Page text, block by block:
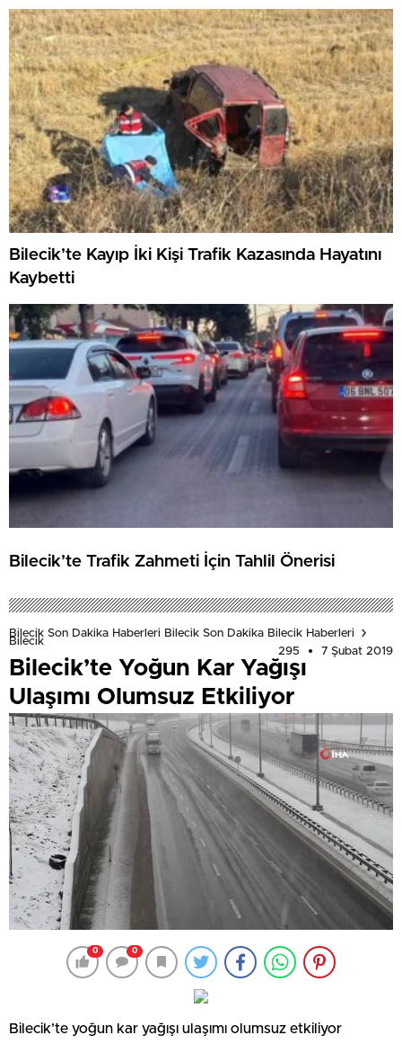
Bilecik’te Kayıp İki Kişi Trafik Kazasında Hayatını
Kaybetti
Bilecik’te Trafik Zahmeti İçin Tahlil Önerisi
Bilecik Son Dakika Haberleri Bilecik Son Dakika Bilecik Haberleri
Bilecik
295
7 Şubat 2019
Bilecik’te Yoğun Kar Yağışı
Ulaşımı Olumsuz Etkiliyor
0 0
Bilecik’te yoğun kar yağışı ulaşımı olumsuz etkiliyor